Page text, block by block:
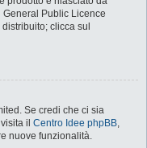
General Public Licence
clicca sul
Se credi che ci sia
il Centro Idee phpBB,
nuove funzionalità.